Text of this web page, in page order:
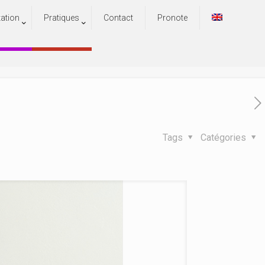
Pratiques Contact Pronote
Major 2024
Major 2024
Catégories
Tags